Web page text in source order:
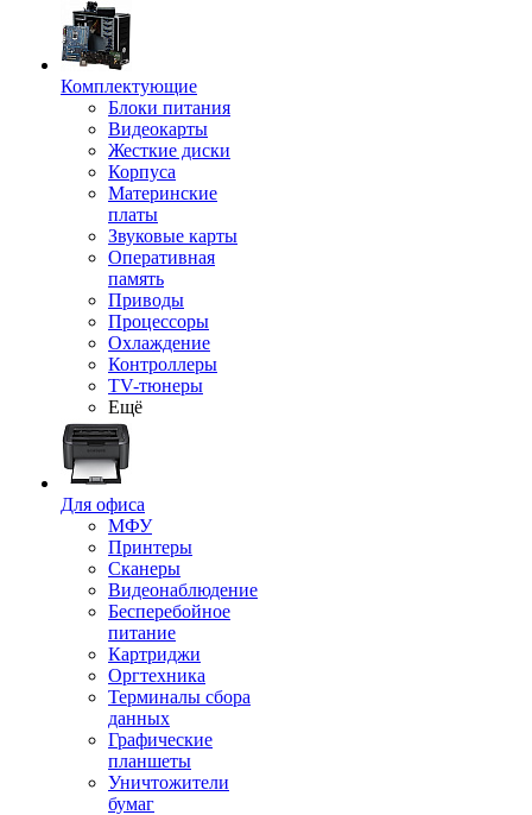
Комплектующие
Блоки питания
Видеокарты
Жесткие диски
Корпуса
Материнские
платы
Звуковые карты
Оперативная
память
Приводы
Процессоры
Охлаждение
Контроллеры
TV-тюнеры
Ещё
Для офиса
МФУ
Принтеры
Сканеры
Видеонаблюдение
Бесперебойное
питание
Картриджи
Оргтехника
Терминалы сбора
данных
Графические
планшеты
Уничтожители
бумаг